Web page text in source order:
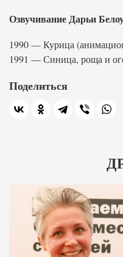
Озвучивание Дарьи
1990 — Курица
1991 — Синица, роща и
Поделиться